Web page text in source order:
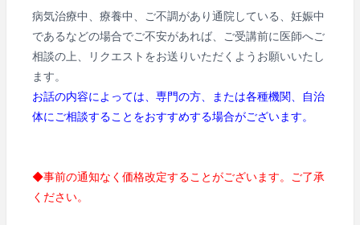
病気治療中、療養中、ご不調があり通院している、妊娠中
であるなどの場合でご不安があれば、ご受講前に医師へご
相談の上、リクエストをお送りいただくようお願いいたし
ます。
お話の内容によっては、専門の方、または各種機関、自治
体にご相談することをおすすめする場合がございます。
◆事前の通知なく価格改定することがございます。ご了承
ください。